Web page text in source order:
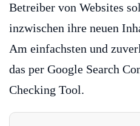
Betreiber von Websites
inzwischen ihre neuen
Am einfachsten und
das per Google Search
Checking Tool.